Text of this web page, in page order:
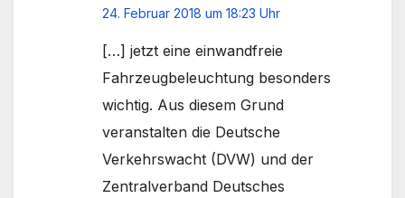
24. Februar 2018 um 18:23 Uhr
[…] jetzt eine einwandfreie
Fahrzeugbeleuchtung besonders
wichtig. Aus diesem Grund
veranstalten die Deutsche
Verkehrswacht (DVW) und der
Zentralverband Deutsches